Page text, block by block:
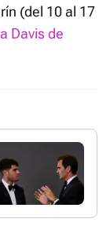
(del 10 al 17
Davis de